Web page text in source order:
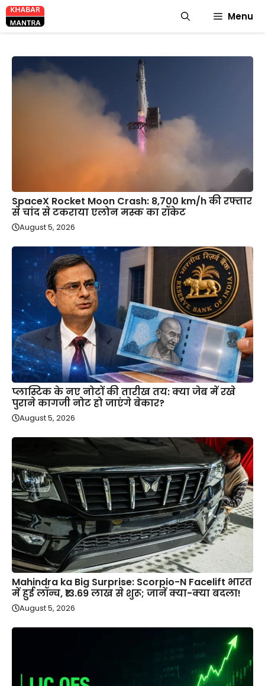
Skip
to
content
Menu
SpaceX Rocket Moon Crash: 8,700 km/h की रफ्तार
से चांद से टकराया एलोन मस्क का रॉकेट
August 5, 2026
प्लास्टिक के नए नोटों की तारीख तय: क्या जेब में रखे
पुराने कागजी नोट हो जाएंगे बेकार?
August 5, 2026
Mahindra ka Big Surprise: Scorpio-N Facelift भारत
में हुई लॉन्च, ₹13.69 लाख से शुरू; जानें क्या-क्या बदला!
August 5, 2026